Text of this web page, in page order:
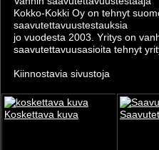
Kokko-Kokki Oy on tehnyt
saavutettavuus­testauksia
jo vuodesta 2003. Yritys on
saavutettavuusasioita tehnyt
Kiinnostavia sivustoja
Koskettava kuva